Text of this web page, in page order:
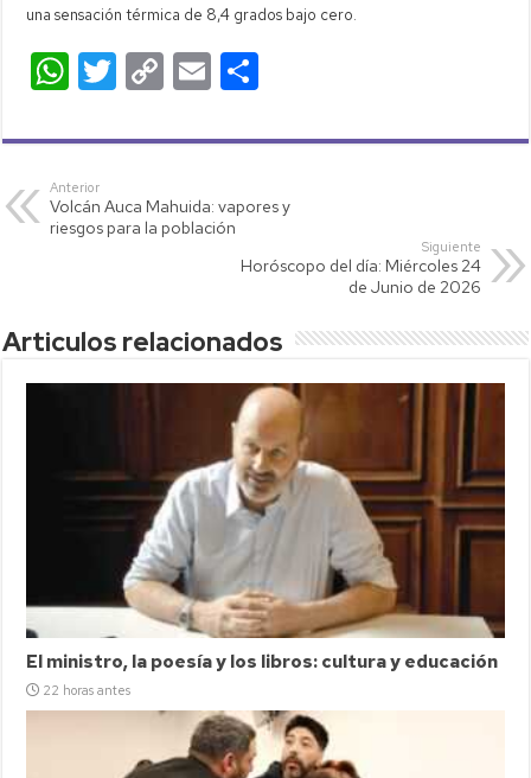
una sensación térmica de 8,4 grados bajo cero.
W
at
s
A
T
tt
C
p
Li
E
ail m
ar
tir
Anterior
Volcán Auca Mahuida: vapores y
riesgos para la población
Siguiente
Horóscopo del día: Miércoles 24
de Junio de 2026
Articulos relacionados
El ministro, la poesía y los libros: cultura y educación
22 horas antes